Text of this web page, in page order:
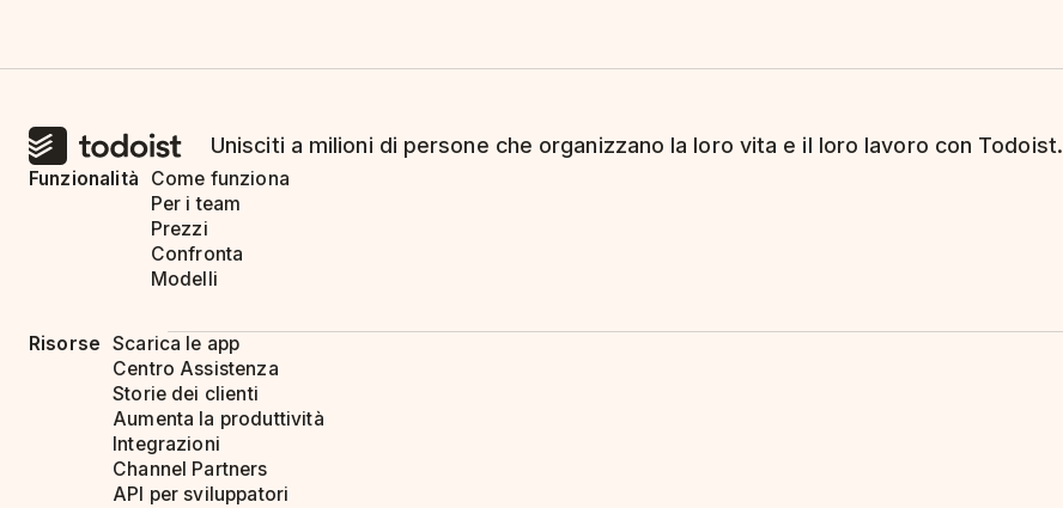
Unisciti a milioni di persone che organizzano la loro vita e il loro lavoro con Todoist.
Funzionalità
Come funziona
Per i team
Prezzi
Confronta
Modelli
Risorse Scarica le app
Centro Assistenza
Storie dei clienti
Aumenta la produttività
Integrazioni
Channel Partners
API per sviluppatori